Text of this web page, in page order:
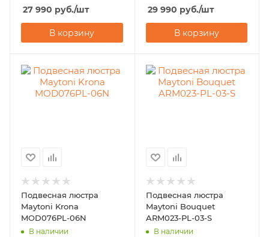
27 990 руб./шт
В корзину
29 990 руб./шт
В корзину
Подвесная люстра
Maytoni Krona
MOD076PL-06N
В наличии
Подвесная люстра
Maytoni Bouquet
ARM023-PL-03-S
В наличии